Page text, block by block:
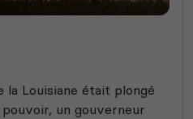
la Louisiane était plongé
un gouverneur